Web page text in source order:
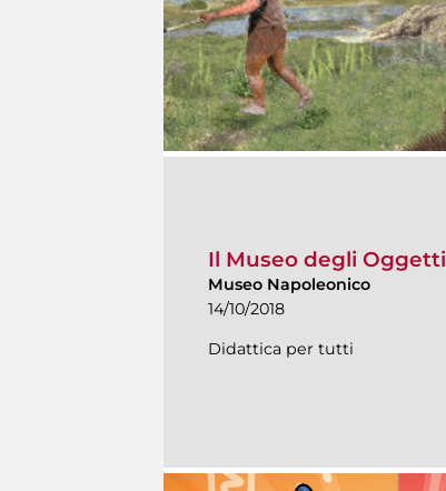
Il Museo degli Oggetti
Museo Napoleonico
14/10/2018
Didattica per tutti